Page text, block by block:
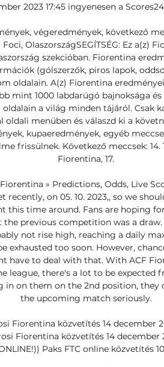
2023 17:45 ingyenesen a
végeredmények, következő
OlaszországSEGÍTSÉG: Ez a(z)
szekcióban. Fiorentina
(gólszerzők, piros lapok,
oldalain. A(z) Fiorentina
mint 1000 labdarúgó bajnoksága és
oldalain a világ minden tájáról. Csak
oldali menüben és válaszd ki a
kupaeredmények, egyéb
frissülnek. Következő meccsek: 14.
Fiorentina, 17.
» Predictions, Odds, Live
recently, on 05. 10. 2023,, so we
this time around. Fans are hoping
previous competition was a
not rise high, reaching a daily
exhausted too soon. However,
have to deal with that. With ACF
league, there's a lot to be expected
in on them on the 2nd position,
the upcoming match seriously.
Fiorentina közvetítés 14 december
Fiorentina közvetítés 14 december
Paks FTC online közvetítés